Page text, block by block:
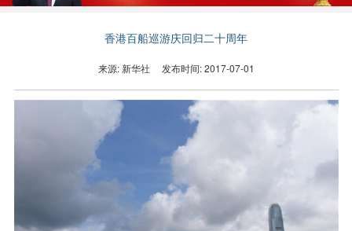
香港百船巡游庆回归二十周年
来源: 新华社 发布时间: 2017-07-01